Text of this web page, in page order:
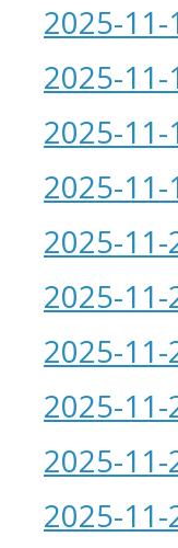
2025-
2025-
2025-
2025-
2025-
2025-
2025-
2025-
2025-
2025-